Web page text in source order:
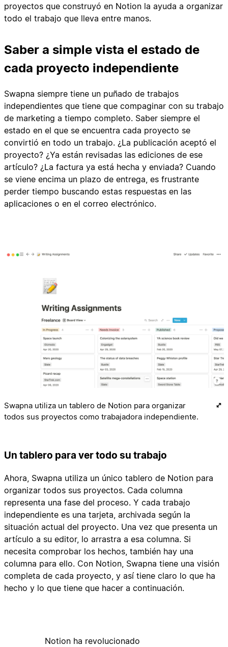
proyectos que construyó en Notion la ayuda a organizar
todo el trabajo que lleva entre manos.
Saber a simple vista el estado de
cada proyecto independiente
Swapna siempre tiene un puñado de trabajos
independientes que tiene que compaginar con su trabajo
de marketing a tiempo completo. Saber siempre el
estado en el que se encuentra cada proyecto se
convirtió en todo un trabajo. ¿La publicación aceptó el
proyecto? ¿Ya están revisadas las ediciones de ese
artículo? ¿La factura ya está hecha y enviada? Cuando
se viene encima un plazo de entrega, es frustrante
perder tiempo buscando estas respuestas en las
aplicaciones o en el correo electrónico.
Swapna utiliza un tablero de Notion para organizar
todos sus proyectos como trabajadora independiente.
Un tablero para ver todo su trabajo
Ahora, Swapna utiliza un único tablero de Notion para
organizar todos sus proyectos. Cada columna
representa una fase del proceso. Y cada trabajo
independiente es una tarjeta, archivada según la
situación actual del proyecto. Una vez que presenta un
artículo a su editor, lo arrastra a esa columna. Si
necesita comprobar los hechos, también hay una
columna para ello. Con Notion, Swapna tiene una visión
completa de cada proyecto, y así tiene claro lo que ha
hecho y lo que tiene que hacer a continuación.
Notion ha revolucionado